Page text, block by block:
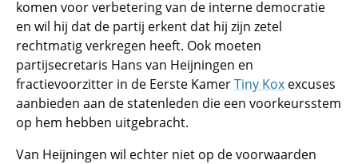
komen voor verbetering van de interne democratie
en wil hij dat de partij erkent dat hij zijn zetel
rechtmatig verkregen heeft. Ook moeten
partijsecretaris Hans van Heijningen en
fractievoorzitter in de Eerste KamerTiny Kox excuses
aanbieden aan de statenleden die een voorkeursstem
op hem hebben uitgebracht.
Van Heijningen wil echter niet op de voorwaarden